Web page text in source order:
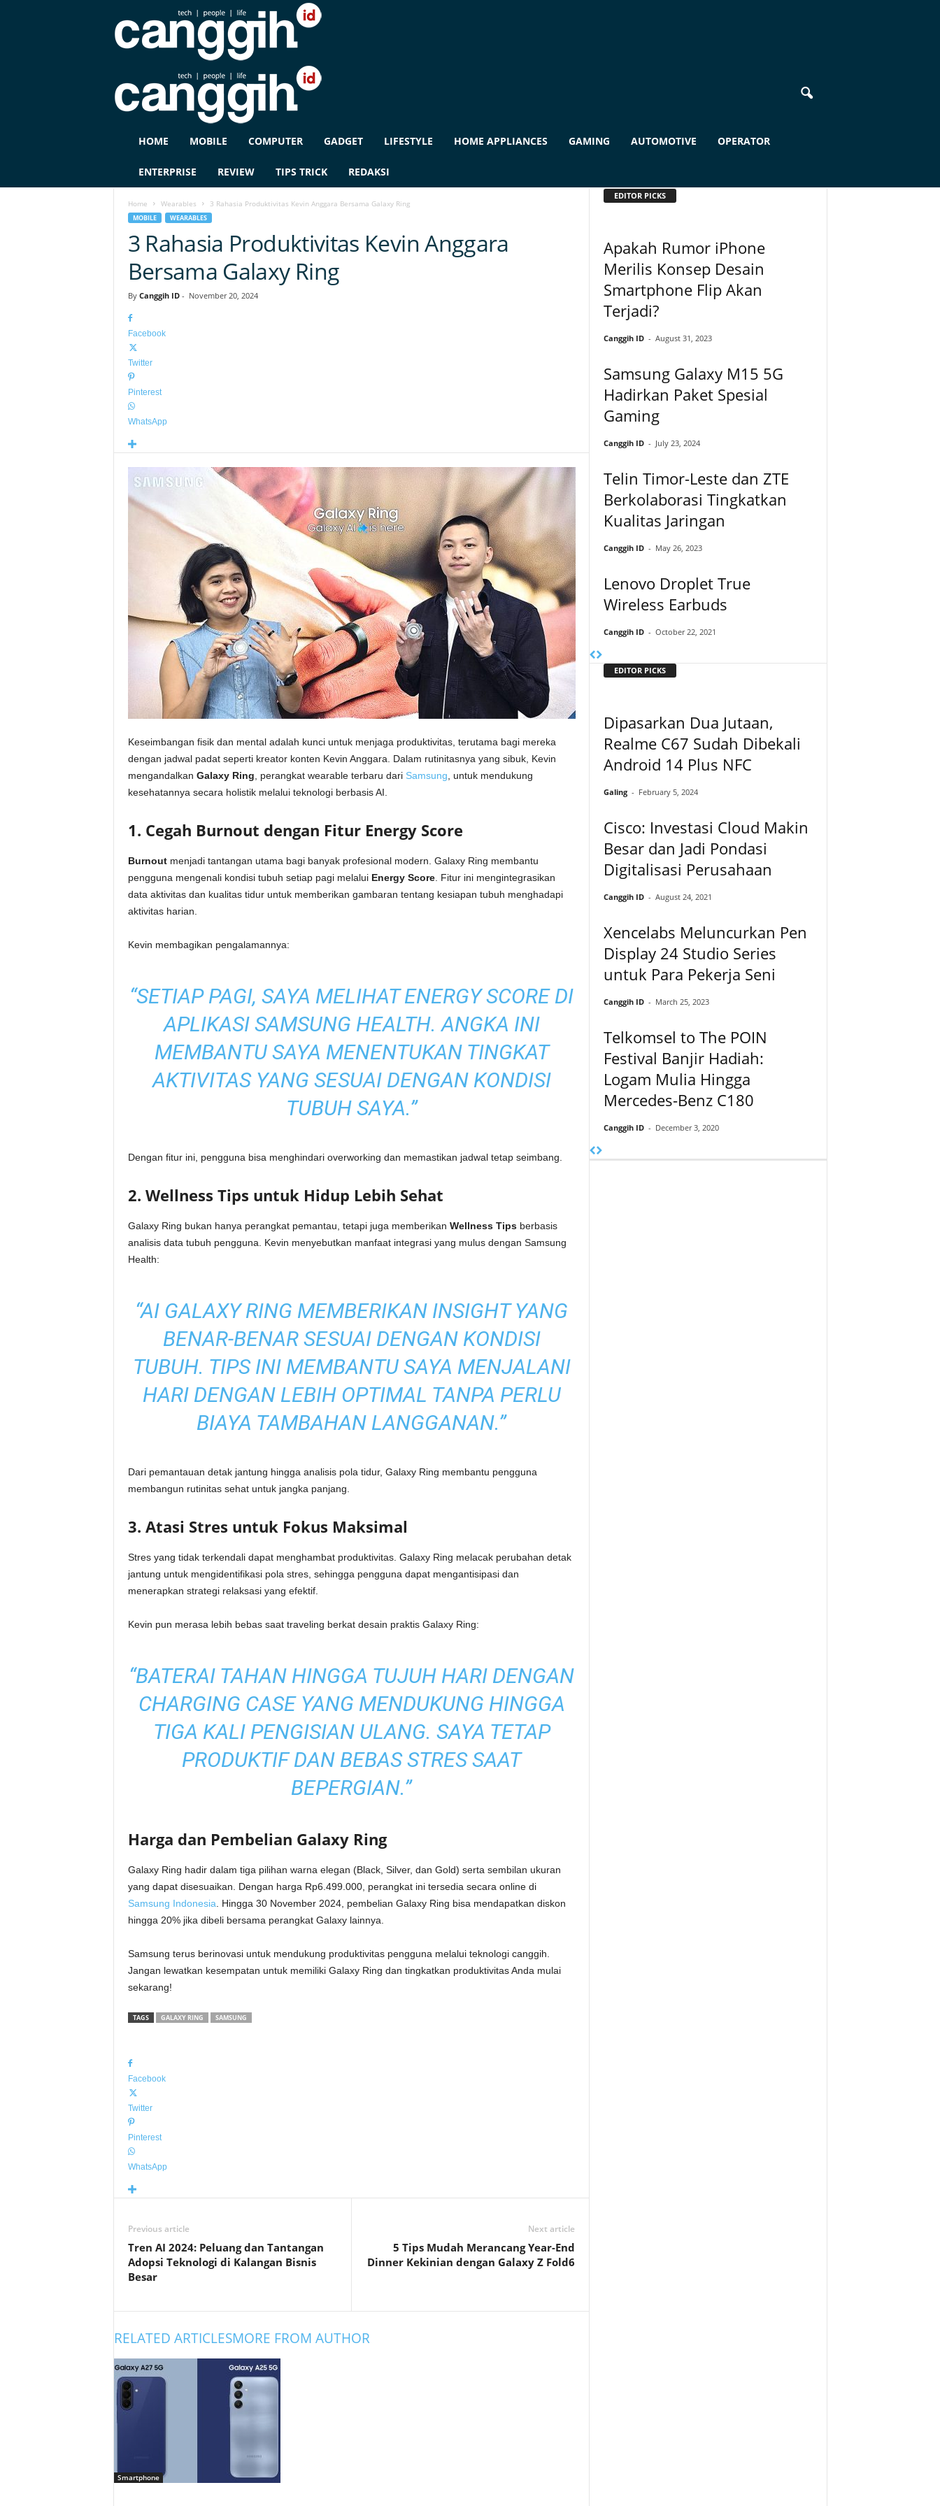
G
HOME MOBILE COMPUTER GADGET LIFESTYLE HOME APPLIANCES GAMING AUTOMOTIVE OPERATOR
ENTERPRISE REVIEW TIPS TRICK REDAKSI
Home Wearables 3 Rahasia Produktivitas Kevin Anggara Bersama Galaxy Ring
MOBILE WEARABLES
3 Rahasia Produktivitas Kevin Anggara
Bersama Galaxy Ring
By Canggih ID- November 20, 2024
Facebook
Twitter
Pinterest
WhatsApp
Keseimbangan fisik dan mental adalah kunci untuk menjaga produktivitas, terutama bagi mereka
dengan jadwal padat seperti kreator konten Kevin Anggara. Dalam rutinitasnya yang sibuk, Kevin
mengandalkan Galaxy Ring , perangkat wearable terbaru dari Samsung , untuk mendukung
kesehatannya secara holistik melalui teknologi berbasis AI.
1. Cegah Burnout dengan Fitur Energy Score
Burnoutmenjadi tantangan utama bagi banyak profesional modern. Galaxy Ring membantu
pengguna mengenali kondisi tubuh setiap pagi melalui Energy Score. Fitur ini mengintegrasikan
data aktivitas dan kualitas tidur untuk memberikan gambaran tentang kesiapan tubuh menghadapi
aktivitas harian.
Kevin membagikan pengalamannya:
“SETIAP PAGI, SAYA MELIHAT ENERGY SCORE DI
APLIKASI SAMSUNG HEALTH. ANGKA INI
MEMBANTU SAYA MENENTUKAN TINGKAT
AKTIVITAS YANG SESUAI DENGAN KONDISI
TUBUH SAYA.”
Dengan fitur ini, pengguna bisa menghindari overworking dan memastikan jadwal tetap seimbang.
2. Wellness Tips untuk Hidup Lebih Sehat
Galaxy Ring bukan hanya perangkat pemantau, tetapi juga memberikan Wellness Tipsberbasis
analisis data tubuh pengguna. Kevin menyebutkan manfaat integrasi yang mulus dengan Samsung
Health:
“AI GALAXY RING MEMBERIKAN INSIGHT YANG
BENAR-BENAR SESUAI DENGAN KONDISI
TUBUH. TIPS INI MEMBANTU SAYA MENJALANI
HARI DENGAN LEBIH OPTIMAL TANPA PERLU
BIAYA TAMBAHAN LANGGANAN.”
Dari pemantauan detak jantung hingga analisis pola tidur, Galaxy Ring membantu pengguna
membangun rutinitas sehat untuk jangka panjang.
3. Atasi Stres untuk Fokus Maksimal
Stres yang tidak terkendali dapat menghambat produktivitas. Galaxy Ring melacak perubahan detak
jantung untuk mengidentifikasi pola stres, sehingga pengguna dapat mengantisipasi dan
menerapkan strategi relaksasi yang efektif.
Kevin pun merasa lebih bebas saat traveling berkat desain praktis Galaxy Ring:
“BATERAI TAHAN HINGGA TUJUH HARI DENGAN
CHARGING CASE YANG MENDUKUNG HINGGA
TIGA KALI PENGISIAN ULANG. SAYA TETAP
PRODUKTIF DAN BEBAS STRES SAAT
BEPERGIAN.”
Harga dan Pembelian Galaxy Ring
Galaxy Ring hadir dalam tiga pilihan warna elegan (Black, Silver, dan Gold) serta sembilan ukuran
yang dapat disesuaikan. Dengan harga Rp6.499.000, perangkat ini tersedia secara online di
Samsung Indonesia . Hingga 30 November 2024, pembelian Galaxy Ring bisa mendapatkan diskon
hingga 20% jika dibeli bersama perangkat Galaxy lainnya.
Samsung terus berinovasi untuk mendukung produktivitas pengguna melalui teknologi canggih.
Jangan lewatkan kesempatan untuk memiliki Galaxy Ring dan tingkatkan produktivitas Anda mulai
sekarang!
TAGS GALAXY RING SAMSUNG
Facebook
Twitter
Pinterest
WhatsApp
Previous article
Tren AI 2024: Peluang dan Tantangan
Adopsi Teknologi di Kalangan Bisnis
Besar
Next article
5 Tips Mudah Merancang Year-End
Dinner Kekinian dengan Galaxy Z Fold6
RELATED ARTICLESMORE FROM AUTHOR
Smartphone
EDITOR PICKS
Apakah Rumor iPhone
Merilis Konsep Desain
Smartphone Flip Akan
Terjadi?
Canggih ID - August 31, 2023
Samsung Galaxy M15 5G
Hadirkan Paket Spesial
Gaming
Canggih ID - July 23, 2024
Telin Timor-Leste dan ZTE
Berkolaborasi Tingkatkan
Kualitas Jaringan
Canggih ID - May 26, 2023
Lenovo Droplet True
Wireless Earbuds
Canggih ID - October 22, 2021
EDITOR PICKS
Dipasarkan Dua Jutaan,
Realme C67 Sudah Dibekali
Android 14 Plus NFC
Galing - February 5, 2024
Cisco: Investasi Cloud Makin
Besar dan Jadi Pondasi
Digitalisasi Perusahaan
Canggih ID - August 24, 2021
Xencelabs Meluncurkan Pen
Display 24 Studio Series
untuk Para Pekerja Seni
Canggih ID - March 25, 2023
Telkomsel to The POIN
Festival Banjir Hadiah:
Logam Mulia Hingga
Mercedes-Benz C180
Canggih ID - December 3, 2020